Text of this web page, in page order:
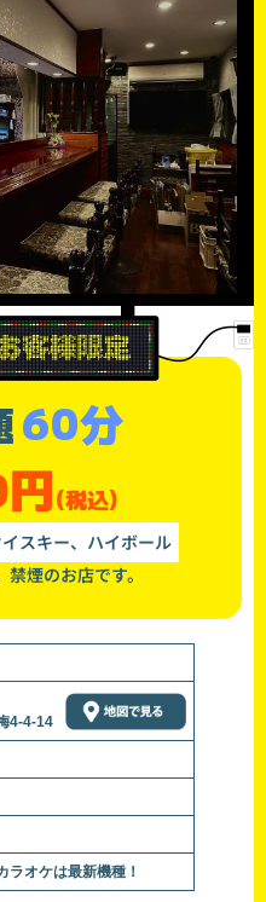
60分
(税込)
スキー、ハイボール
煙のお店です。
4-4-14
ラオケは最新機種！